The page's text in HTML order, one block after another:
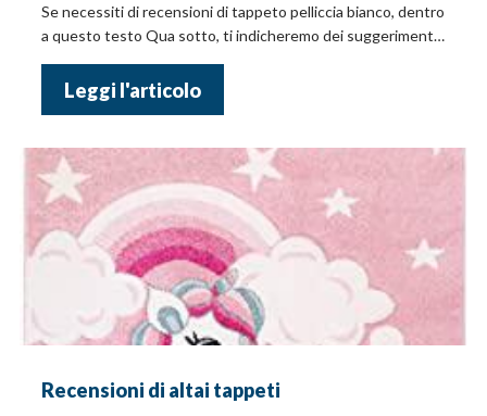
Se necessiti di recensioni di tappeto pelliccia bianco, dentro
a questo testo Qua sotto, ti indicheremo dei suggerimenti
Leggi l'articolo
Recensioni di altai tappeti